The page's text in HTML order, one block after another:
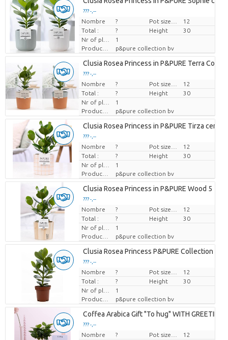
??? -,--
Prix par pièce
Nombre ?
12
Total :
? Height
30
1
Producteur
p&pure collection bv
Clusia Rosea Princess in P&PURE Terra Cotta
??? -,--
Prix par pièce
Nombre ?
12
Total :
? Height
30
1
Producteur
p&pure collection bv
Clusia Rosea Princess in P&PURE Tirza
??? -,--
Prix par pièce
Nombre ?
12
Total :
? Height
30
1
Producteur
p&pure collection bv
Clusia Rosea Princess in P&PURE Wood 5
??? -,--
Prix par pièce
Nombre ?
12
Total :
? Height
30
1
Producteur
p&pure collection bv
Clusia Rosea Princess P&PURE Collection
??? -,--
Prix par pièce
Nombre ?
12
Total :
? Height
30
1
Producteur
p&pure collection bv
Coffea Arabica Gift "To hug" WITH GREETING
??? -,--
Prix par pièce
Nombre ?
12